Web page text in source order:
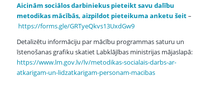
Aicinām sociālos darbiniekus pieteikt savu dalību
metodikas mācībās, aizpildot pieteikuma anketu šeit–
https://forms.gle/GRTyeQkvs13UxdGw9
Detalizētu informāciju par mācību programmas saturu un
īstenošanas grafiku skatiet Labklājības ministrijas mājaslapā:
https://www.lm.gov.lv/lv/metodikas-socialais-darbs-ar-
atkarigam-un-lidzatkarigam-personam-macibas